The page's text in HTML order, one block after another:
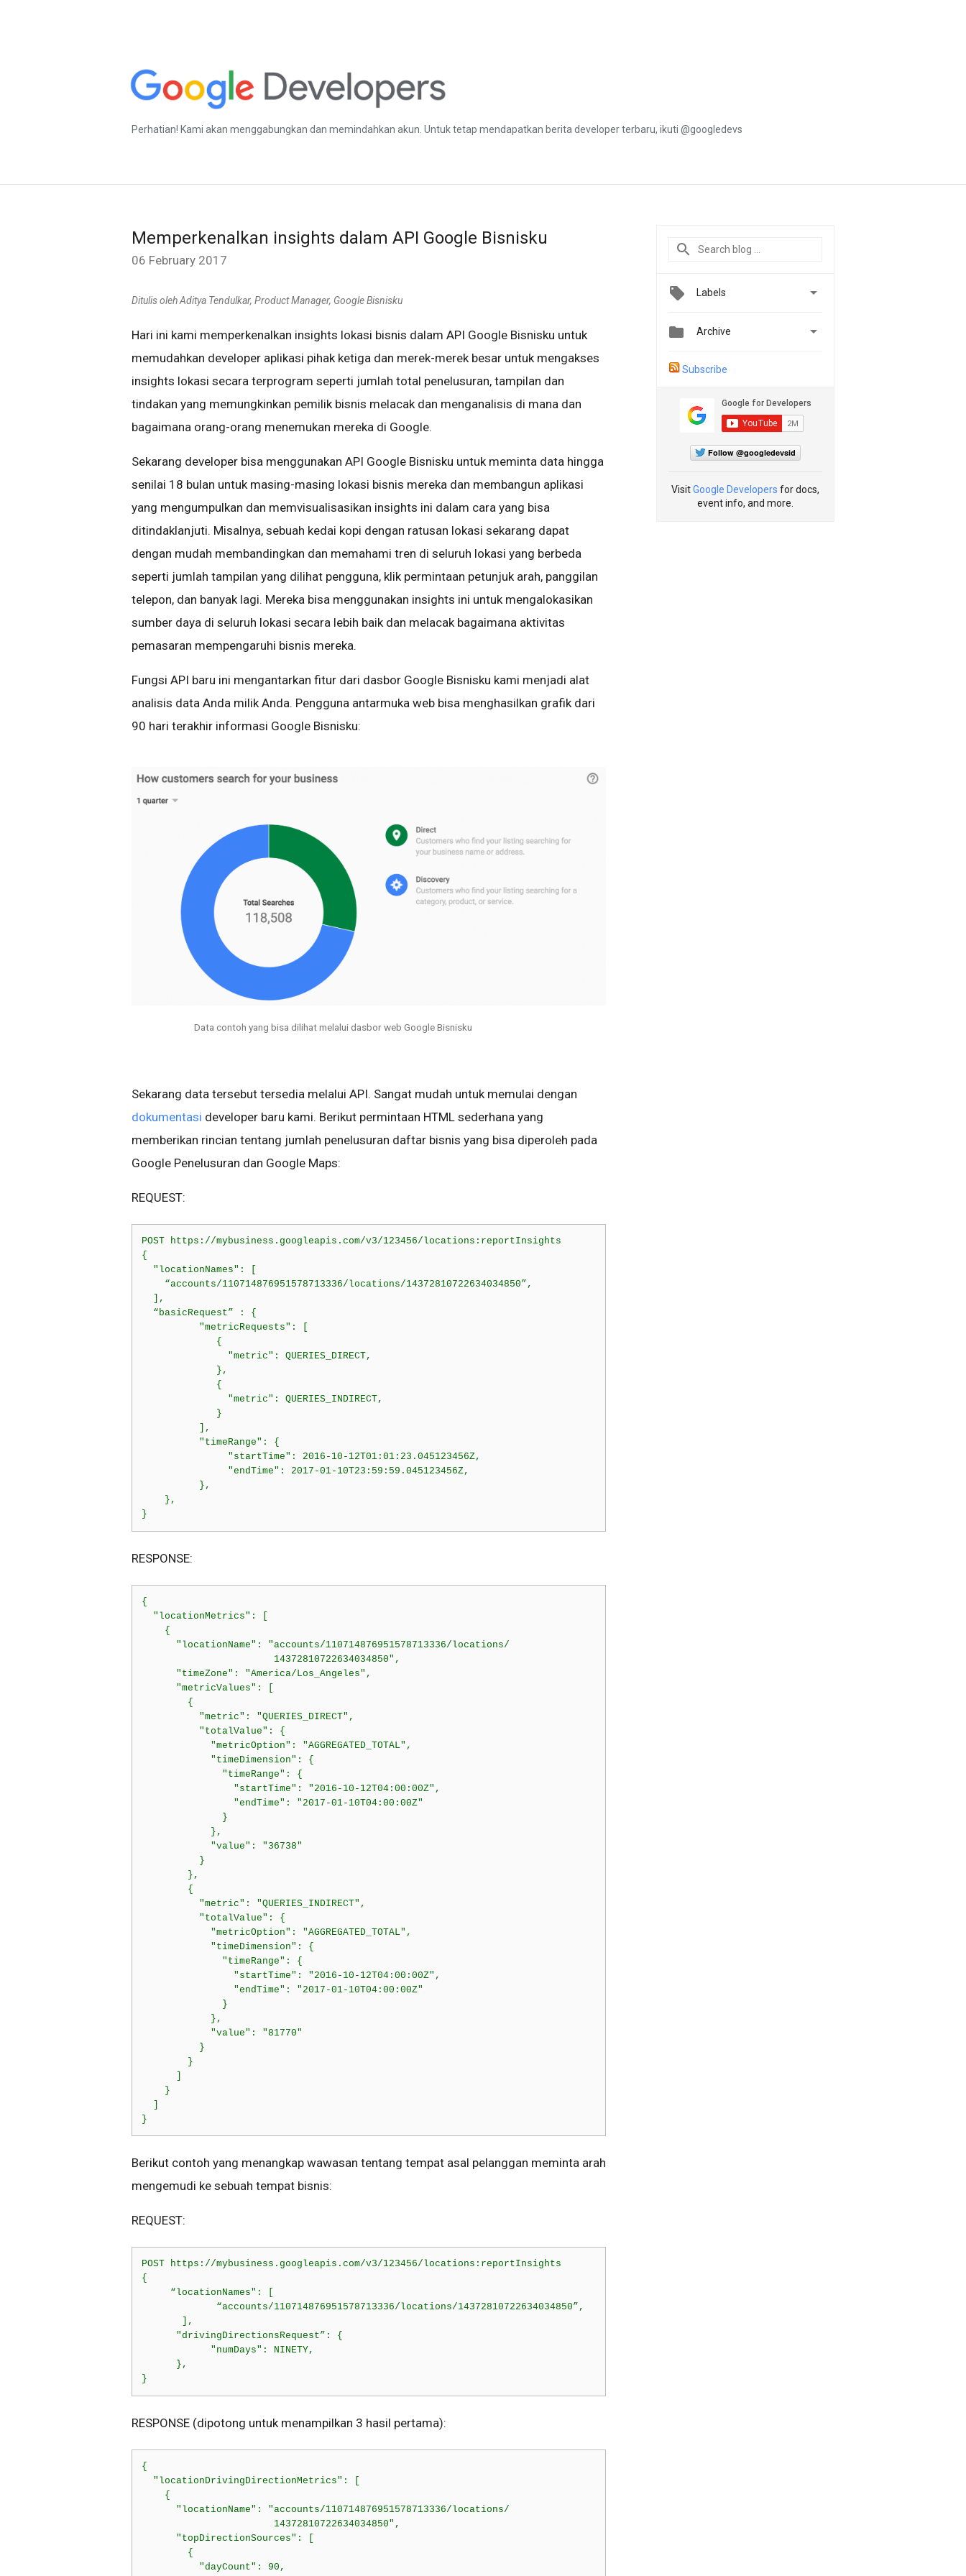
Perhatian! Kami akan menggabungkan dan memindahkan akun. Untuk tetap mendapatkan berita developer terbaru, ikuti @googledevs
Memperkenalkan insights dalam API Google Bisnisku
06 February 2017
Ditulis oleh Aditya Tendulkar, Product Manager, Google Bisnisku
Hari ini kami memperkenalkan insights lokasi bisnis dalam API Google Bisnisku untuk
memudahkan developer aplikasi pihak ketiga dan merek-merek besar untuk mengakses
insights lokasi secara terprogram seperti jumlah total penelusuran, tampilan dan
tindakan yang memungkinkan pemilik bisnis melacak dan menganalisis di mana dan
bagaimana orang-orang menemukan mereka di Google.
Sekarang developer bisa menggunakan API Google Bisnisku untuk meminta data hingga
senilai 18 bulan untuk masing-masing lokasi bisnis mereka dan membangun aplikasi
yang mengumpulkan dan memvisualisasikan insights ini dalam cara yang bisa
ditindaklanjuti. Misalnya, sebuah kedai kopi dengan ratusan lokasi sekarang dapat
dengan mudah membandingkan dan memahami tren di seluruh lokasi yang berbeda
seperti jumlah tampilan yang dilihat pengguna, klik permintaan petunjuk arah, panggilan
telepon, dan banyak lagi. Mereka bisa menggunakan insights ini untuk mengalokasikan
sumber daya di seluruh lokasi secara lebih baik dan melacak bagaimana aktivitas
pemasaran mempengaruhi bisnis mereka.
Fungsi API baru ini mengantarkan fitur dari dasbor Google Bisnisku kami menjadi alat
analisis data Anda milik Anda. Pengguna antarmuka web bisa menghasilkan grafik dari
90 hari terakhir informasi Google Bisnisku:
Data contoh yang bisa dilihat melalui dasbor web Google Bisnisku
Sekarang data tersebut tersedia melalui API. Sangat mudah untuk memulai dengan
dokumentasi developer baru kami. Berikut permintaan HTML sederhana yang
memberikan rincian tentang jumlah penelusuran daftar bisnis yang bisa diperoleh pada
Google Penelusuran dan Google Maps:
REQUEST:
POST https://mybusiness.googleapis.com/v3/123456/locations:reportInsights
{
  "locationNames": [
    “accounts/110714876951578713336/locations/14372810722634034850”,
  ],
  “basicRequest” : {
          "metricRequests": [
             {
               "metric": QUERIES_DIRECT,
             },
             {
               "metric": QUERIES_INDIRECT,
             }
          ],
          "timeRange": {
               "startTime": 2016-10-12T01:01:23.045123456Z,
               "endTime": 2017-01-10T23:59:59.045123456Z,
          },
    },
}
RESPONSE:
{
  "locationMetrics": [
    {
      "locationName": "accounts/110714876951578713336/locations/
                       14372810722634034850",
      "timeZone": "America/Los_Angeles",
      "metricValues": [
        {
          "metric": "QUERIES_DIRECT",
          "totalValue": {
            "metricOption": "AGGREGATED_TOTAL",
            "timeDimension": {
              "timeRange": {
                "startTime": "2016-10-12T04:00:00Z",
                "endTime": "2017-01-10T04:00:00Z"
              }
            },
            "value": "36738"
          }
        },
        {
          "metric": "QUERIES_INDIRECT",
          "totalValue": {
            "metricOption": "AGGREGATED_TOTAL",
            "timeDimension": {
              "timeRange": {
                "startTime": "2016-10-12T04:00:00Z",
                "endTime": "2017-01-10T04:00:00Z"
              }
            },
            "value": "81770"
          }
        }
      ]
    }
  ]
}
Berikut contoh yang menangkap wawasan tentang tempat asal pelanggan meminta arah
mengemudi ke sebuah tempat bisnis:
REQUEST:
POST https://mybusiness.googleapis.com/v3/123456/locations:reportInsights
{
     “locationNames": [
             “accounts/110714876951578713336/locations/14372810722634034850”,
       ],
      "drivingDirectionsRequest”: {
            "numDays": NINETY,
      },
}
RESPONSE (dipotong untuk menampilkan 3 hasil pertama):
{
  "locationDrivingDirectionMetrics": [
    {
      "locationName": "accounts/110714876951578713336/locations/
                       14372810722634034850",
      "topDirectionSources": [
        {
          "dayCount": 90,
Labels 
 Archive 
Subscribe
Follow @googledevsid
VisitGoogle Developers for docs,
event info, and more.